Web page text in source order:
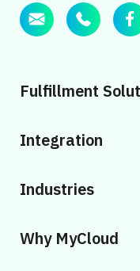
Fulfillment
Integration
Industries
Why MyCloud